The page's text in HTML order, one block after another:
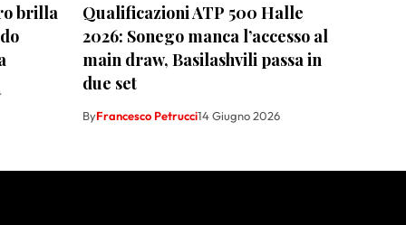
brilla
Qualificazioni ATP 500 Halle
2026: Sonego manca l’accesso al
main draw, Basilashvili passa in
due set
ByFrancesco Petrucci14 Giugno 2026